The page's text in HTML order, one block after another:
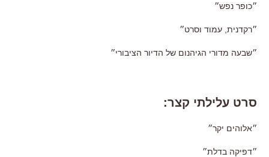
״כופר נפש״
״רקדנית, עמוד וסרט״
״שבעה מדורי הגיהנום של הדיור הציבורי״
סרט עלילתי קצר:
״אלוהים יקר״
״דפיקה בדלת״